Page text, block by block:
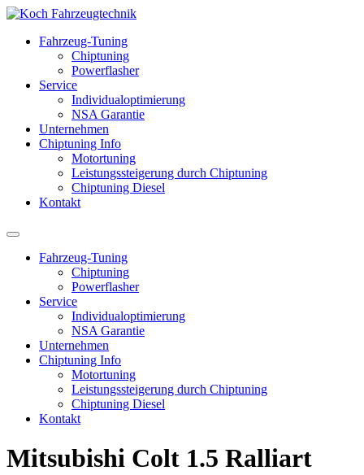
Fahrzeug-Tuning
Chiptuning
Powerflasher
Service
Individualoptimierung
NSA Garantie
Unternehmen
Chiptuning Info
Motortuning
Leistungssteigerung durch Chiptuning
Chiptuning Diesel
Kontakt
Fahrzeug-Tuning
Chiptuning
Powerflasher
Service
Individualoptimierung
NSA Garantie
Unternehmen
Chiptuning Info
Motortuning
Leistungssteigerung durch Chiptuning
Chiptuning Diesel
Kontakt
Mitsubishi Colt 1.5 Ralliart